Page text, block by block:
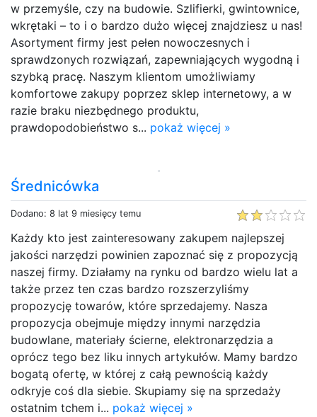
w przemyśle, czy na budowie. Szlifierki, gwintownice,
wkrętaki – to i o bardzo dużo więcej znajdziesz u nas!
Asortyment firmy jest pełen nowoczesnych i
sprawdzonych rozwiązań, zapewniających wygodną i
szybką pracę. Naszym klientom umożliwiamy
komfortowe zakupy poprzez sklep internetowy, a w
razie braku niezbędnego produktu,
prawdopodobieństwo s... pokaż więcej »
Średnicówka
Dodano: 8 lat 9 miesięcy temu
Każdy kto jest zainteresowany zakupem najlepszej
jakości narzędzi powinien zapoznać się z propozycją
naszej firmy. Działamy na rynku od bardzo wielu lat a
także przez ten czas bardzo rozszerzyliśmy
propozycję towarów, które sprzedajemy. Nasza
propozycja obejmuje między innymi narzędzia
budowlane, materiały ścierne, elektronarzędzia a
oprócz tego bez liku innych artykułów. Mamy bardzo
bogatą ofertę, w której z całą pewnością każdy
odkryje coś dla siebie. Skupiamy się na sprzedaży
ostatnim tchem i... pokaż więcej »